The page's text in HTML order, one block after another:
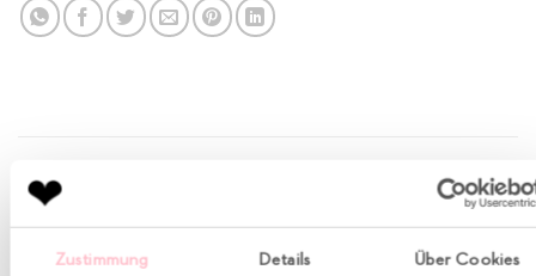
Zustimmung Details Über Cookies
BESCHREIBUNG
ZUSÄTZLICHE INFORMATION